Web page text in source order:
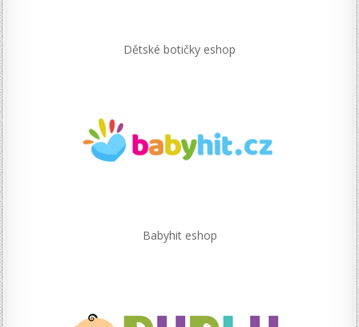
Dětské botičky eshop
Babyhit eshop